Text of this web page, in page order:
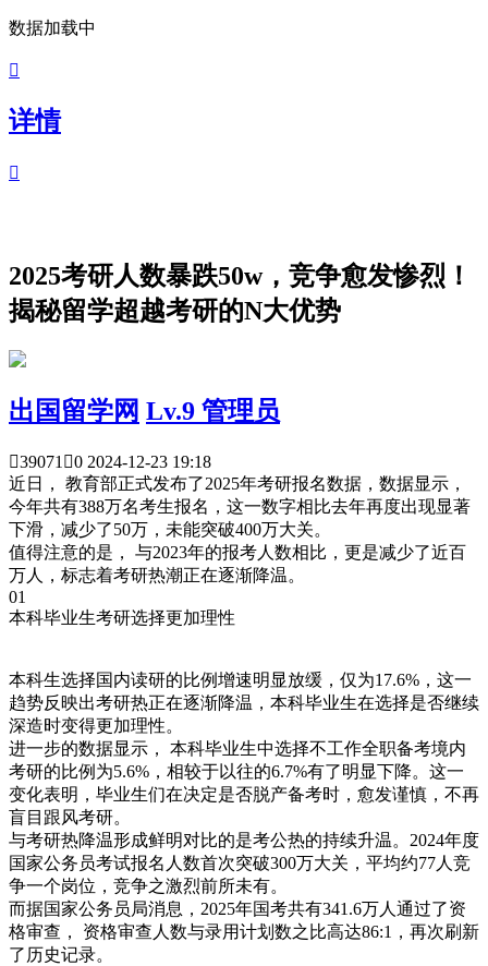
数据加载中

详情

2025考研人数暴跌50w，竞争愈发惨烈！
揭秘留学超越考研的N大优势
出国留学网 Lv.9 管理员
390710 2024-12-23 19:18
近日， 教育部正式发布了2025年考研报名数据，数据显示，
今年共有388万名考生报名，这一数字相比去年再度出现显著
下滑，减少了50万，未能突破400万大关。
值得注意的是， 与2023年的报考人数相比，更是减少了近百
万人，标志着考研热潮正在逐渐降温。
01
本科毕业生考研选择更加理性
本科生选择国内读研的比例增速明显放缓，仅为17.6%，这一
趋势反映出考研热正在逐渐降温，本科毕业生在选择是否继续
深造时变得更加理性。
进一步的数据显示， 本科毕业生中选择不工作全职备考境内
考研的比例为5.6%，相较于以往的6.7%有了明显下降。这一
变化表明，毕业生们在决定是否脱产备考时，愈发谨慎，不再
盲目跟风考研。
与考研热降温形成鲜明对比的是考公热的持续升温。2024年度
国家公务员考试报名人数首次突破300万大关，平均约77人竞
争一个岗位，竞争之激烈前所未有。
而据国家公务员局消息，2025年国考共有341.6万人通过了资
格审查， 资格审查人数与录用计划数之比高达86:1，再次刷新
了历史记录。